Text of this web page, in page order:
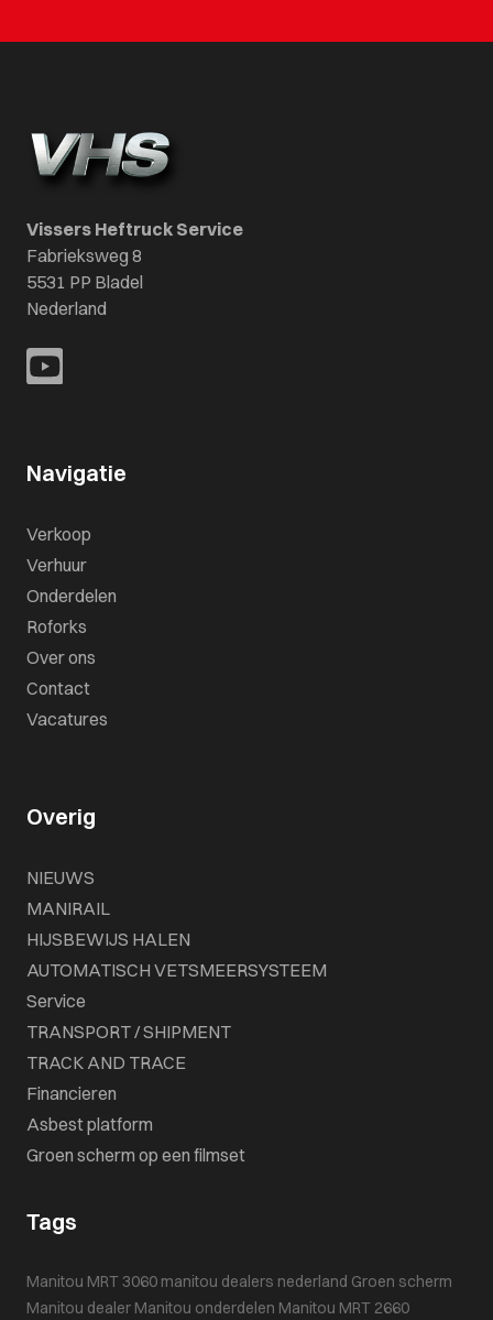
Vissers Heftruck Service
Fabrieksweg 8
5531 PP Bladel
Nederland
Navigatie
Verkoop
Verhuur
Onderdelen
Roforks
Over ons
Contact
Vacatures
Overig
NIEUWS
MANIRAIL
HIJSBEWIJS HALEN
AUTOMATISCH VETSMEERSYSTEEM
Service
TRANSPORT / SHIPMENT
TRACK AND TRACE
Financieren
Asbest platform
Groen scherm op een filmset
Tags
Manitou MRT 3060 manitou dealers nederland Groen scherm
Manitou dealer Manitou onderdelen Manitou MRT 2660